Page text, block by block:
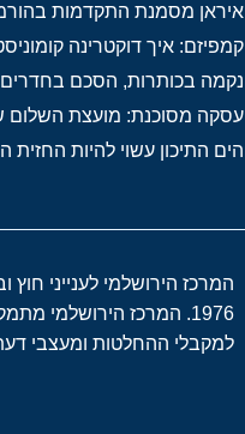
איראן מסמנת התקדמות
קמפיזם: איך דוקטרינה
נקמה בכותרות, הסכם
עסקה מסוכנת: מועצת
הים התיכון עשוי להיות
המרכז הירושלמי לענייני
1976. המרכז הירושלמי
למקבלי ההחלטות ומעצבי